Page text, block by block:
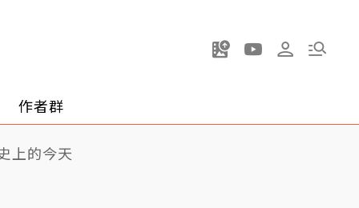
作者群
上的今天